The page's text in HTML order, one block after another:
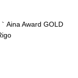
Aina Award GOLD